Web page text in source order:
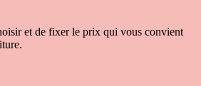
et de fixer le prix qui vous convient